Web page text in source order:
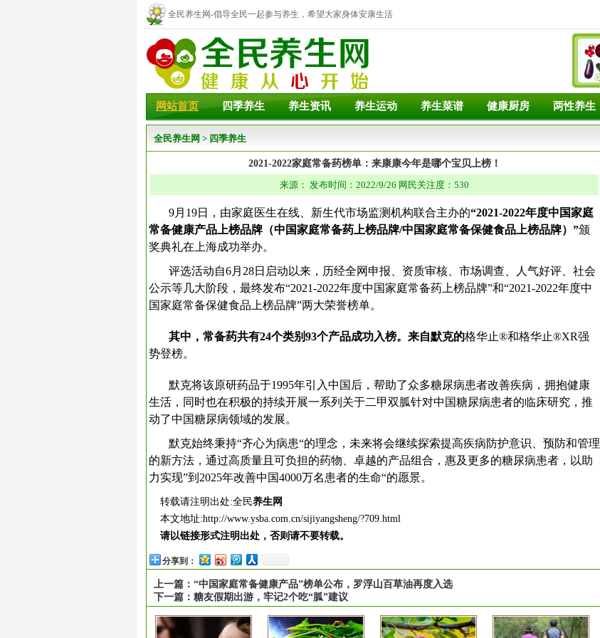
全民养生网-倡导全民一起参与养生，希望大家身体安康生活
幸福！
网站首页 四季养生 养生资讯 养生运动 养生菜谱 健康厨房 两性养生
全民养生网 > 四季养生
2021-2022家庭常备药榜单：来康康今年是哪个宝贝上榜！
来源： 发布时间：2022/9/26 网民关注度：530
9月19日，由家庭医生在线、新生代市场监测机构联合主办的“2021-2022年度中国家庭
常备健康产品上榜品牌（中国家庭常备药上榜品牌/中国家庭常备保健食品上榜品牌）”颁
奖典礼在上海成功举办。
评选活动自6月28日启动以来，历经全网申报、资质审核、市场调查、人气好评、社会
公示等几大阶段，最终发布“2021-2022年度中国家庭常备药上榜品牌”和“2021-2022年度中
国家庭常备保健食品上榜品牌”两大荣誉榜单。
其中，常备药共有24个类别93个产品成功入榜。来自默克的格华止®和格华止®XR强
势登榜。
默克将该原研药品于1995年引入中国后，帮助了众多糖尿病患者改善疾病，拥抱健康
生活，同时也在积极的持续开展一系列关于二甲双胍针对中国糖尿病患者的临床研究，推
动了中国糖尿病领域的发展。
默克始终秉持“齐心为病患“的理念，未来将会继续探索提高疾病防护意识、预防和管理
的新方法，通过高质量且可负担的药物、卓越的产品组合，惠及更多的糖尿病患者，以助
力实现”到2025年改善中国4000万名患者的生命“的愿景。
转载请注明出处:全民养生网
本文地址:http://www.ysba.com.cn/sijiyangsheng/?709.html
请以链接形式注明出处，否则请不要转载。
分享到：
上一篇： “中国家庭常备健康产品”榜单公布，罗浮山百草油再度入选
下一篇： 糖友假期出游，牢记2个吃“胍”建议